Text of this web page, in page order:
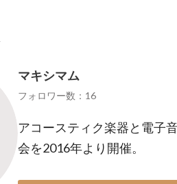
マキシマム
フォロワー数：16
アコースティク楽器と電子
会を2016年より開催。